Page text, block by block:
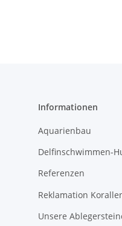
Informationen
Aquarienbau
Delfinschwimmen-
Referenzen
Reklamation
Unsere